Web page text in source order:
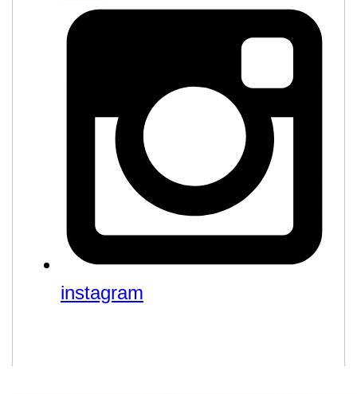
instagram